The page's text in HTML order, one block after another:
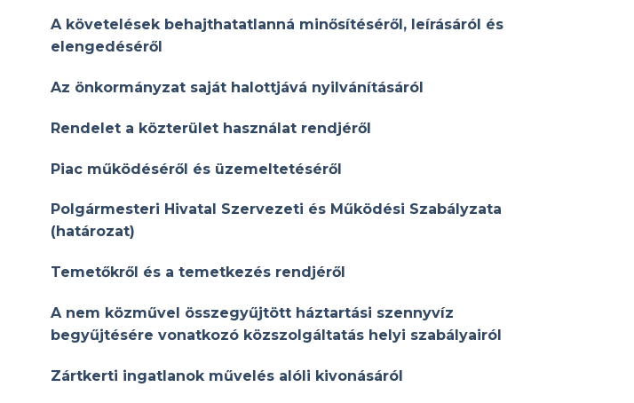
A követelések behajthatatlanná minősítéséről, leírásáról és
elengedéséről
Az önkormányzat saját halottjává nyilvánításáról
Rendelet a közterület használat rendjéről
Piac működéséről és üzemeltetéséről
Polgármesteri Hivatal Szervezeti és Működési Szabályzata
(határozat)
Temetőkről és a temetkezés rendjéről
A nem közművel összegyűjtött háztartási szennyvíz
begyűjtésére vonatkozó közszolgáltatás helyi szabályairól
Zártkerti ingatlanok művelés alóli kivonásáról